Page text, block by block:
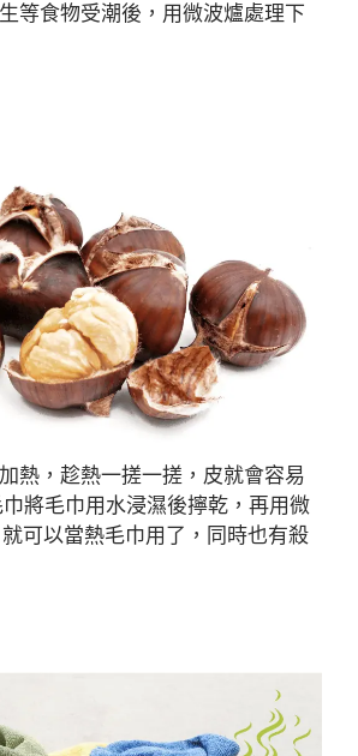
等食物受潮後，用微波爐處理下
熱，趁熱一搓一搓，皮就會容易
將毛巾用水浸濕後擰乾，再用微
可以當熱毛巾用了，同時也有殺